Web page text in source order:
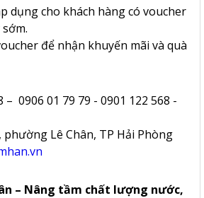
dụng cho khách hàng có voucher
để nhận khuyến mãi và quà
– 0906 01 79 79 - 0901 122 568 -
phường Lê Chân, TP Hải Phòng
– Nâng tầm chất lượng nước,